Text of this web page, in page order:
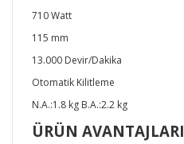
710 Watt
115 mm
13.000 Devir/Dakika
Otomatik Kilitleme
N.A.:1.8 kg B.A.:2.2 kg
ÜRÜN AVANTAJLARI